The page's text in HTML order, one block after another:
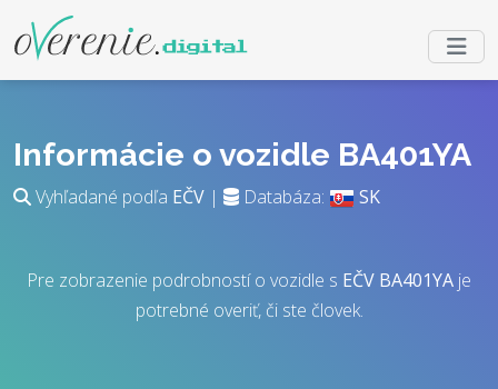
Informácie o vozidle BA401YA
Vyhľadané podľa EČV | Databáza: SK
Pre zobrazenie podrobností o vozidle s EČV BA401YA je
potrebné overiť, či ste človek.